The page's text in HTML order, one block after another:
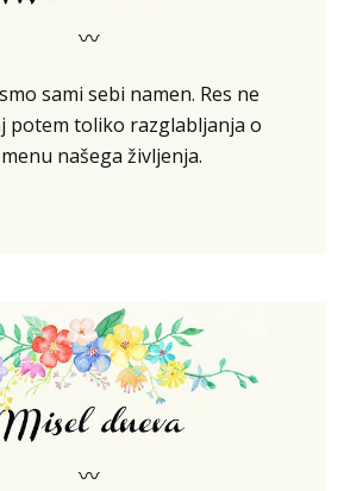
〰
sami sebi namen. Res ne
potem toliko razglabljanja o
našega življenja.
〰